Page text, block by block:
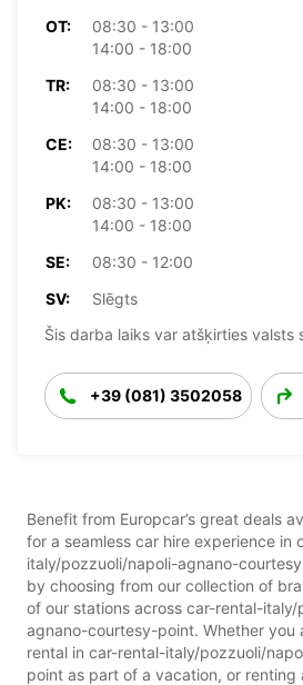
OT:
08:30 - 13:00
14:00 - 18:00
TR:
08:30 - 13:00
14:00 - 18:00
CE:
08:30 - 13:00
14:00 - 18:00
PK:
08:30 - 13:00
14:00 - 18:00
SE:
08:30 - 12:00
SV:
Slēgts
Šis darba laiks var atšķirties valsts
+39 (081) 3502058
Benefit from Europcar’s great deals
for a seamless car hire experience in
italy/pozzuoli/napoli-agnano-
by choosing from our collection of
of our stations across car-rental-
agnano-courtesy-point. Whether you
rental in car-rental-italy/pozzuoli/
point as part of a vacation, or renting